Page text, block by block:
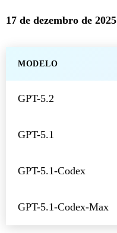
17 de dezembro de 2025
MODELO
GPT-5.2
GPT-5.1
GPT-5.1-Codex
GPT-5.1-Codex-Max